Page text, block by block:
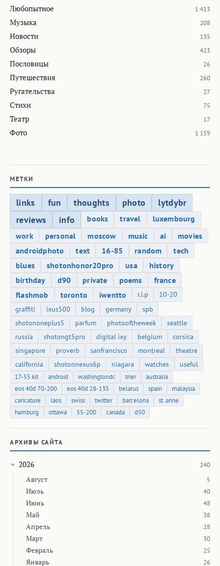
Любопытное 1 413
Музыка 208
Новости 135
Обзоры 423
Пословицы 26
Путешествия 260
Ругательства 27
Стихи 75
Театр 17
Фото 1 159
МЕТКИ
links fun thoughts photo
lytdybr
reviews
info books travel
luxembourg
work
personal moscow music ai
movies
androidphoto
text 16-85 random
tech
blues
shotonhonor20pro usa
history
birthday
d90 private poems
france
flashmob
toronto iwentto r.i.p
10-20
graffiti
ixus500 blog germany
spb
shotononeplus5
parfum photooftheweek
seattle
russia
shotongt5pro digital ixy belgium
corsica
singapore
proverb sanfrancisco montreal
theatre
california
shotonnexus6p niagara watches useful
17-55 kit android washingtondc trier
australia
eos 40d 70-200
eos 40d 28-135 belarus spain
malaysia
caricature
laos swiss twitter barcelona
st. anne
hamburg
ottawa 55-200 canada d50
АРХИВЫ САЙТА
2026 240
Август 5
Июль 40
Июнь 48
Май 38
Апрель 28
Март 30
Февраль 25
Январь 26